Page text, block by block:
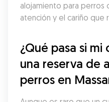
alojamiento para perros
atención y el cariño que
¿Qué pasa si
una reserva de
perros en